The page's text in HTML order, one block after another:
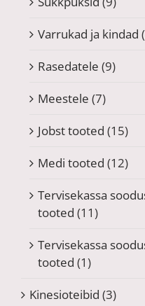
Varrukad ja kindad
Rasedatele (9)
Meestele (7)
Jobst tooted (15)
Medi tooted (12)
Tervisekassa
tooted (11)
Tervisekassa
tooted (1)
Kinesioteibid (3)